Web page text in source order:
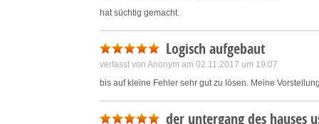
hat süchtig gemacht.
Logisch aufgebaut
verfasst von Anonym am 02.11.2017 um 19:07
bis auf kleine Fehler sehr gut zu lösen. Meine
der untergang des hauses